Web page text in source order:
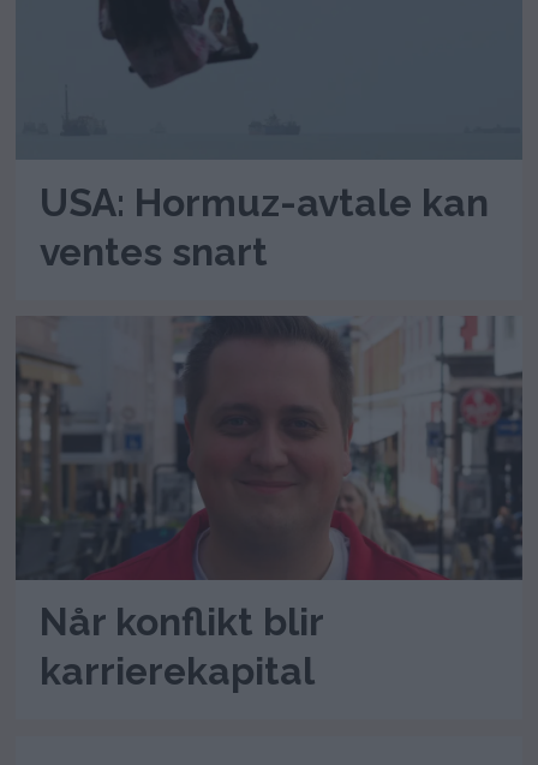
USA: Hormuz-avtale kan
ventes snart
Når konflikt blir
karrierekapital